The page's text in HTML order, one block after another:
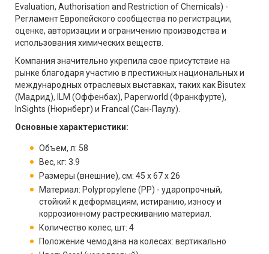
Evaluation, Authorisation and Restriction of Chemicals) -
Регламент Европейского сообщества по регистрации,
оценке, авторизации и ограничению производства и
использования химических веществ.
Компания значительно укрепила свое присутствие на
рынке благодаря участию в престижных национальных и
международных отраслевых выставках, таких как Bisutex
(Мадрид), ILM (Оффенбах), Paperworld (Франкфурте),
InSights (Нюрнберг) и Francal (Сан-Паулу).
Основные характеристики:
Объем, л: 58
Вес, кг: 3.9
Размеры (внешние), см: 45 x 67 x 26
Материал: Polypropylene (PP) - ударопрочный,
стойкий к деформациям, истиранию, износу и
коррозионному растрескиванию материал.
Количество колес, шт: 4
Положение чемодана на колесах: вертикально